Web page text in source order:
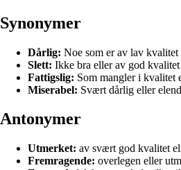
Synonymer
Dårlig: Noe som er av lav kvalitet
Slett: Ikke bra eller av god kvalitet
Fattigslig: Som mangler i kvalitet
Miserabel: Svært dårlig eller
Antonymer
Utmerket: av svært god kvalitet
Fremragende: overlegen eller